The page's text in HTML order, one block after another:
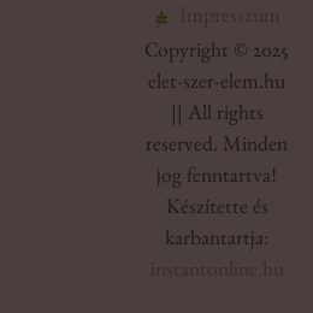
Impresszum
Copyright © 2025
elet-szer-elem.hu
|| All rights
reserved. Minden
jog fenntartva!
Készítette és
karbantartja:
instantonline.hu